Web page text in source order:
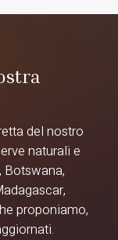
del nostro
naturali e
Botswana,
proponiamo,